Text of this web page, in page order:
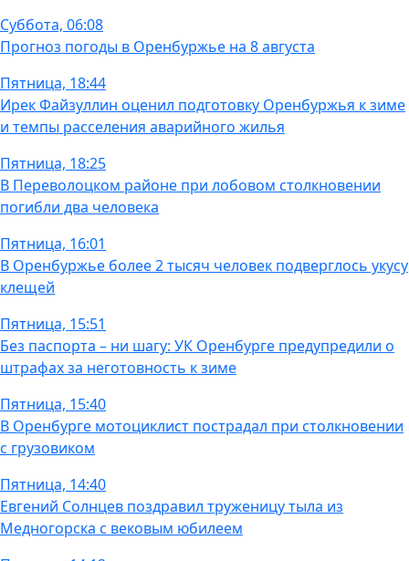
Суббота, 06:08
Прогноз погоды в Оренбуржье на 8 августа
Пятница, 18:44
Ирек Файзуллин оценил подготовку Оренбуржья к зиме
и темпы расселения аварийного жилья
Пятница, 18:25
В Переволоцком районе при лобовом столкновении
погибли два человека
Пятница, 16:01
В Оренбуржье более 2 тысяч человек подверглось укусу
клещей
Пятница, 15:51
Без паспорта – ни шагу: УК Оренбурге предупредили о
штрафах за неготовность к зиме
Пятница, 15:40
В Оренбурге мотоциклист пострадал при столкновении
с грузовиком
Пятница, 14:40
Евгений Солнцев поздравил труженицу тыла из
Медногорска с вековым юбилеем